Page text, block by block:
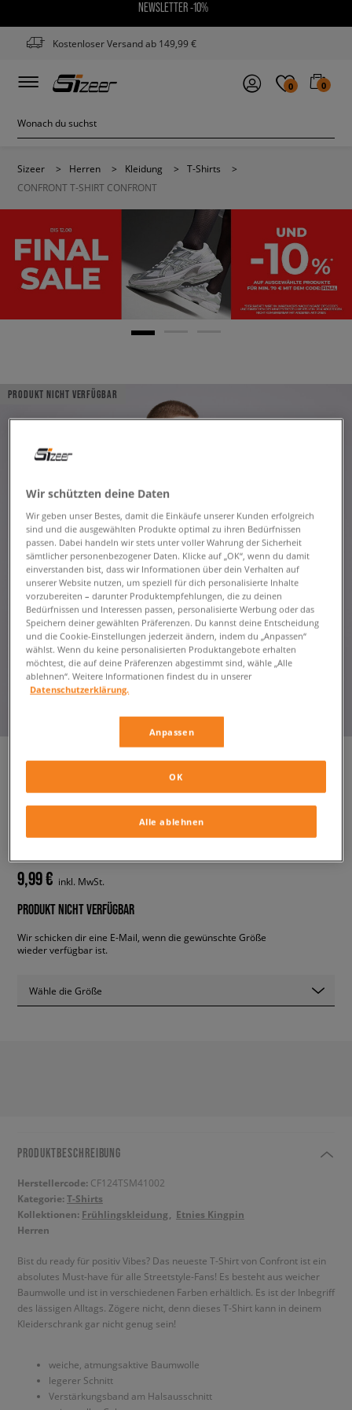
NEWSLETTER -10%
Kostenloser Versand ab 149,99 €
0 0
Sizeer > Herren > Kleidung > T-Shirts
>
CONFRONT T-SHIRT CONFRONT
PRODUKT NICHT VERFÜGBAR
CONFRONT T-SHIRT
CONFRONT
9,99 € inkl. MwSt.
PRODUKT NICHT VERFÜGBAR
Wir schicken dir eine E-Mail, wenn die gewünschte Größe
wieder verfügbar ist.
Wähle die Größe
PRODUKTBESCHREIBUNG
Herstellercode: CF124TSM41002
Kategorie:T-Shirts
Kollektionen: Frühlingskleidung
Etnies Kingpin
Herren
Bist du ready für positiv Vibes? Das neueste T-Shirt von Confront ist ein
absolutes Must-have für alle Streetstyle-Fans! Es besteht aus weicher
Baumwolle und ist in verschiedenen Farben erhältlich. Es ist der Inbegriff
des lässigen Alltags. Zögere nicht, denn dieses T-Shirt kann in deinem
Kleiderschrank gar nicht genug sein!
weiche, atmungsaktive Baumwolle
legerer Schnitt
Verstärkungsband am Halsausschnitt
Wir schützten deine Daten
Wir geben unser Bestes, damit die Einkäufe unserer Kunden erfolgreich
sind und die ausgewählten Produkte optimal zu ihren Bedürfnissen
passen. Dabei handeln wir stets unter voller Wahrung der Sicherheit
sämtlicher personenbezogener Daten. Klicke auf „OK“, wenn du damit
einverstanden bist, dass wir Informationen über dein Verhalten auf
unserer Website nutzen, um speziell für dich personalisierte Inhalte
vorzubereiten – darunter Produktempfehlungen, die zu deinen
Bedürfnissen und Interessen passen, personalisierte Werbung oder das
Speichern deiner gewählten Präferenzen. Du kannst deine Entscheidung
und die Cookie-Einstellungen jederzeit ändern, indem du „Anpassen“
wählst. Wenn du keine personalisierten Produktangebote erhalten
möchtest, die auf deine Präferenzen abgestimmt sind, wähle „Alle
ablehnen“. Weitere Informationen findest du in unserer
Datenschutzerklärung.
Anpassen
Alle ablehnen
OK